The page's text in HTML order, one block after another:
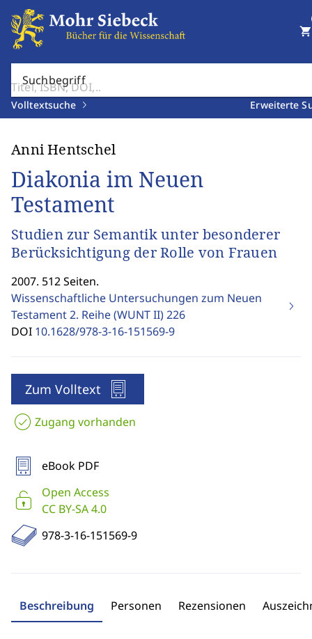
Suchbegriff
Volltextsuche Erweiterte
shopping_cart
Anni Hentschel
Diakonia im Neuen
Testament
Studien zur Semantik unter besonderer
Berücksichtigung der Rolle von Frauen
2007. 512 Seiten.
Wissenschaftliche Untersuchungen zum Neuen
Testament 2. Reihe (WUNT II)226
DOI 10.1628/978-3-16-151569-9
Zum Volltext
Zugang vorhanden
eBook PDF
Open Access
CC BY-SA 4.0
978-3-16-151569-9
Beschreibung Personen Rezensionen